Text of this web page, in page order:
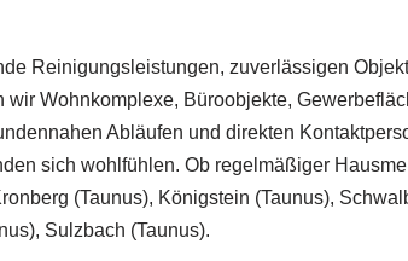
Reinigungsleistungen, zuverlässigen
Wohnkomplexe, Büroobjekte,
Abläufen und direkten
sich wohlfühlen. Ob regelmäßiger
(Taunus), Königstein (Taunus),
Sulzbach (Taunus).